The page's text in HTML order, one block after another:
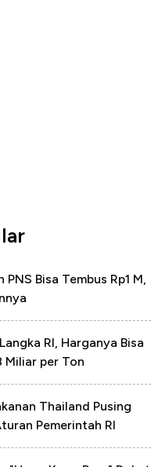
PNS Bisa Tembus Rp1 M,
RI, Harganya Bisa
Miliar per Ton
Thailand Pusing
Pemerintah RI